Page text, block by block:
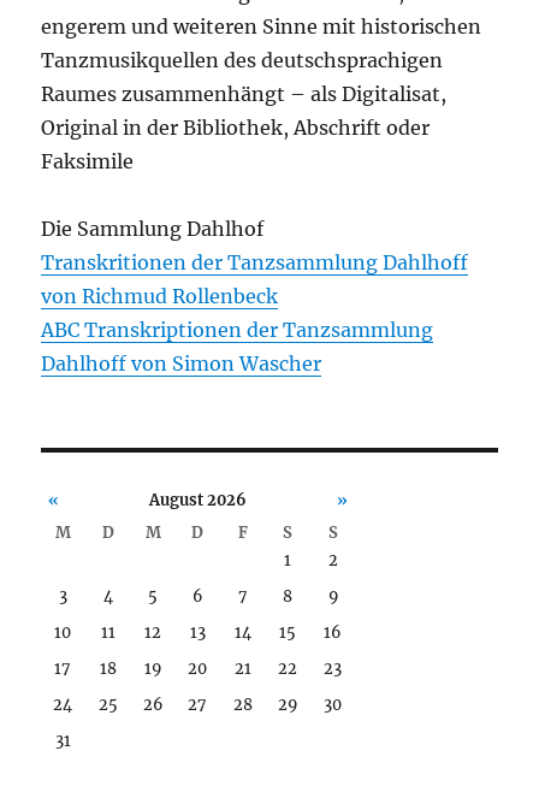
engerem und weiteren Sinne mit historischen
Tanzmusikquellen des deutschsprachigen
Raumes zusammenhängt – als Digitalisat,
Original in der Bibliothek, Abschrift oder
Faksimile
Die Sammlung Dahlhof
Transkritionen der Tanzsammlung Dahlhoff
von Richmud Rollenbeck
ABC Transkriptionen der Tanzsammlung
Dahlhoff von Simon Wascher
« August 2026
»
M
D M D F S
S
1
2
3
4 5 6 7 8
9
10
11 12 13 14 15
16
17
18 19 20 21 22
23
24
25 26 27 28 29
30
31